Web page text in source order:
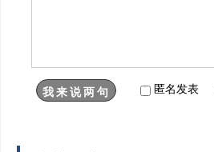
匿名发表